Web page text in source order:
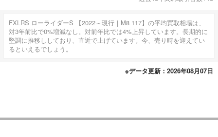
FXLRS ローライダーS 【2022～現行｜M8 117】の平均買取相場は、
対3年前比で0%増減なし。対前年比では4%上昇しています。長期的に
堅調に推移ししており、直近で上げています。今、売り時を迎えてい
るといえるでしょう。
※データ更新：2026年08月07日